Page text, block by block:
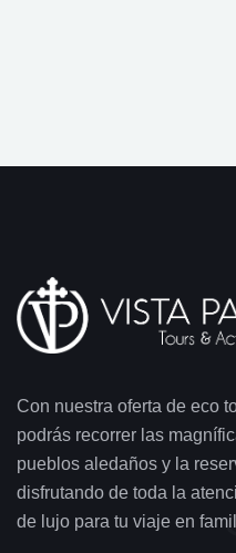
Con nuestra oferta de eco
podrás recorrer las
pueblos aledaños y la
disfrutando de toda la
de lujo para tu viaje en